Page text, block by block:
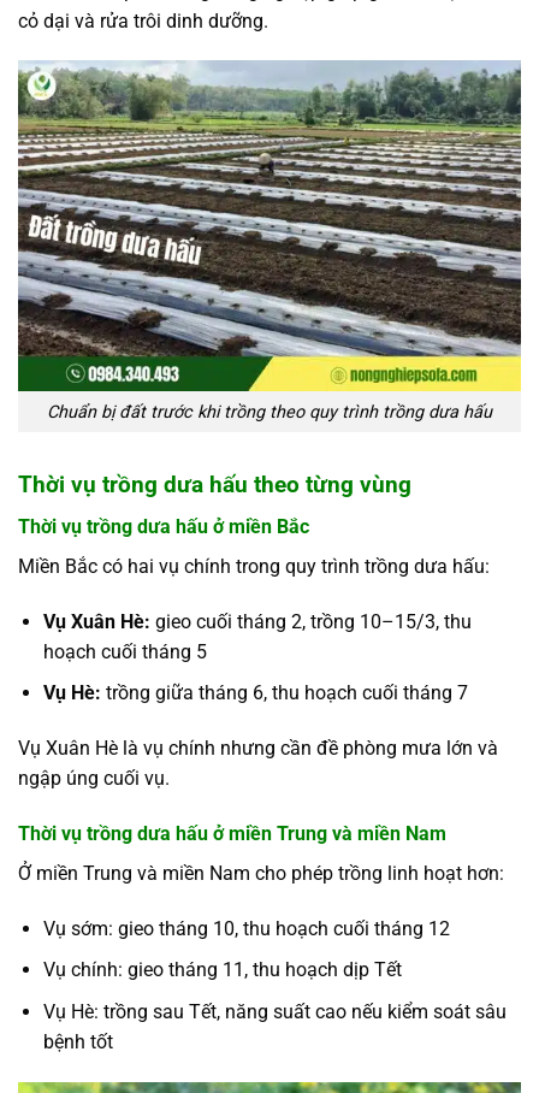
cỏ dại và rửa trôi dinh dưỡng.
Chuẩn bị đất trước khi trồng theo quy trình trồng dưa hấu
Thời vụ trồng dưa hấu theo từng vùng
Thời vụ trồng dưa hấu ở miền Bắc
Miền Bắc có hai vụ chính trong quy trình trồng dưa hấu:
Vụ Xuân Hè: gieo cuối tháng 2, trồng 10–15/3, thu
hoạch cuối tháng 5
Vụ Hè: trồng giữa tháng 6, thu hoạch cuối tháng 7
Vụ Xuân Hè là vụ chính nhưng cần đề phòng mưa lớn và
ngập úng cuối vụ.
Thời vụ trồng dưa hấu ở miền Trung và miền Nam
Ở miền Trung và miền Nam cho phép trồng linh hoạt hơn:
Vụ sớm: gieo tháng 10, thu hoạch cuối tháng 12
Vụ chính: gieo tháng 11, thu hoạch dịp Tết
Vụ Hè: trồng sau Tết, năng suất cao nếu kiểm soát sâu
bệnh tốt